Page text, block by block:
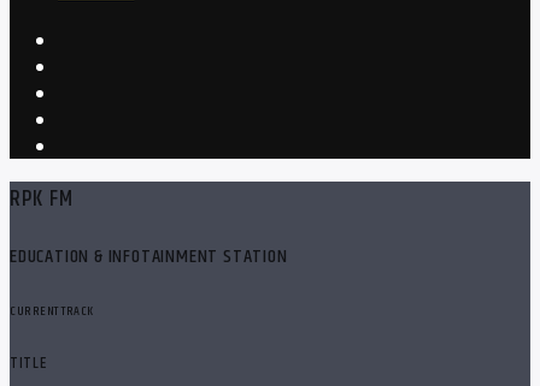
RPK FM
EDUCATION & INFOTAINMENT STATION
CURRENT TRACK
TITLE